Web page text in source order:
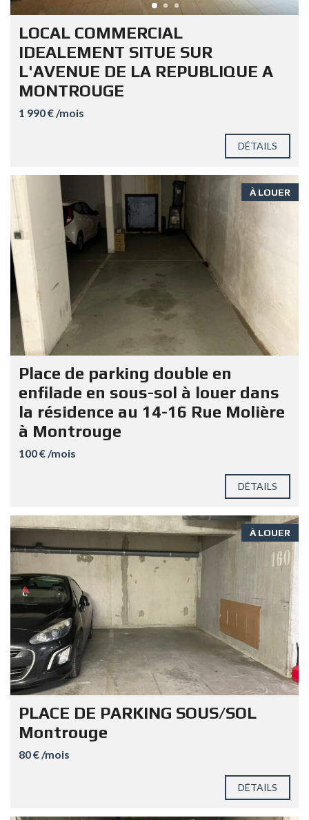
LOCAL COMMERCIAL
IDEALEMENT SITUE SUR
L'AVENUE DE LA REPUBLIQUE A
MONTROUGE
1 990 € /mois
DÉTAILS
À LOUER
Place de parking double en
enfilade en sous-sol à louer dans
la résidence au 14-16 Rue Molière
à Montrouge
100 € /mois
DÉTAILS
À LOUER
PLACE DE PARKING SOUS/SOL
Montrouge
80 € /mois
DÉTAILS